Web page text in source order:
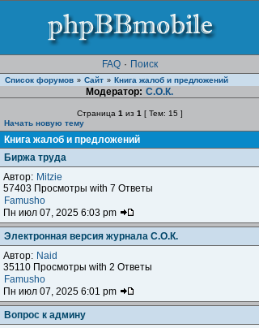
FAQ · Поиск
Список форумов » Сайт » Книга жалоб и предложений
Модератор: С.О.К.
Страница 1 из 1 [ Тем: 15 ]
Начать новую тему
Книга жалоб и предложений
Биржа труда
Автор: Mitzie
57403 Просмотры with 7 Ответы
Famusho
Пн июл 07, 2025 6:03 pm
Электронная версия журнала С.О.К.
Автор: Naid
35110 Просмотры with 2 Ответы
Famusho
Пн июл 07, 2025 6:01 pm
Вопрос к админу